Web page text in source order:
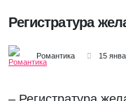
Регистратура
Романтика 15